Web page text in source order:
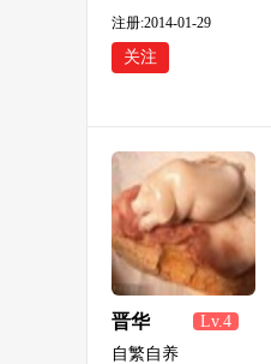
注册:2014-01-29
关注
晋华
Lv.4
自繁自养